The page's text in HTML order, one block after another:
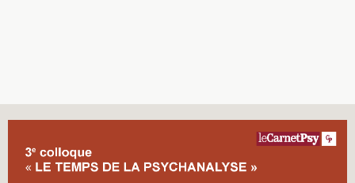
Colloque